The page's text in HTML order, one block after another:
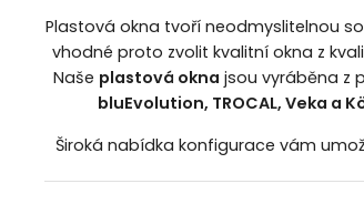
Plastová okna tvoří neodmyslitelnou
vhodné proto zvolit kvalitní okna z
Naše plastová okna jsou vyráběna z
bluEvolution, TROCAL, Veka a
Široká nabídka konfigurace vám